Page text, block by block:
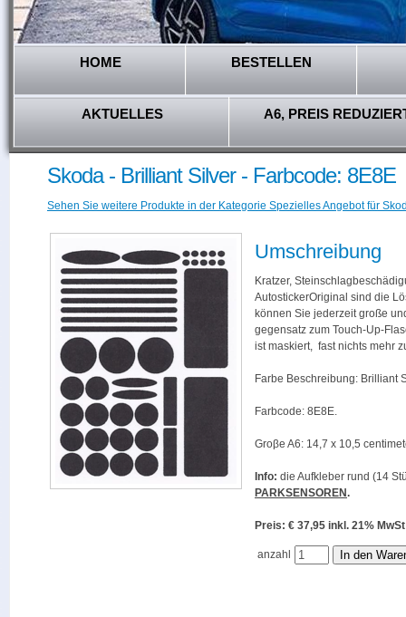
HOME BESTELLEN
AKTUELLES A6, PREIS
Skoda - Brilliant Silver - Farbcode: 8E8E
Sehen Sie weitere Produkte in der Kategorie Spezielles Angebot für
Umschreibung
Kratzer,
AutostickerOriginal sind die
können Sie jederzeit große
gegensatz zum Touch-Up-
ist maskiert, fast nichts mehr
Farbe Beschreibung: Brilliant
Farbcode: 8E8E.
Groβe A6: 14,7 x 10,5
Info: die Aufkleber rund (14
PARKSENSOREN.
Preis: € 37,95 inkl. 21%
anzahl